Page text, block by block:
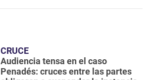
CRUCE
Audiencia tensa en el caso
Penadés: cruces entre las partes